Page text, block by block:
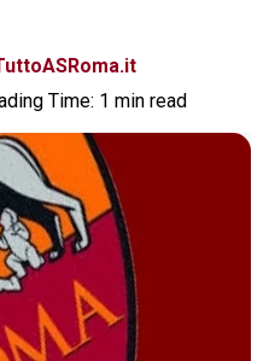
Time: 1 min read